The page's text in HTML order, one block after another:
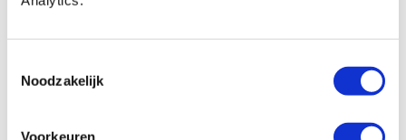
Noodzakelijk
Voorkeuren
centreerfunctie